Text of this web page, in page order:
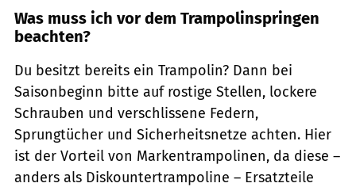
Was muss ich vor dem Trampolinspringen
beachten?
Du besitzt bereits ein Trampolin? Dann bei
Saisonbeginn bitte auf rostige Stellen, lockere
Schrauben und verschlissene Federn,
Sprungtücher und Sicherheitsnetze achten. Hier
ist der Vorteil von Markentrampolinen, da diese –
anders als Diskountertrampoline – Ersatzteile